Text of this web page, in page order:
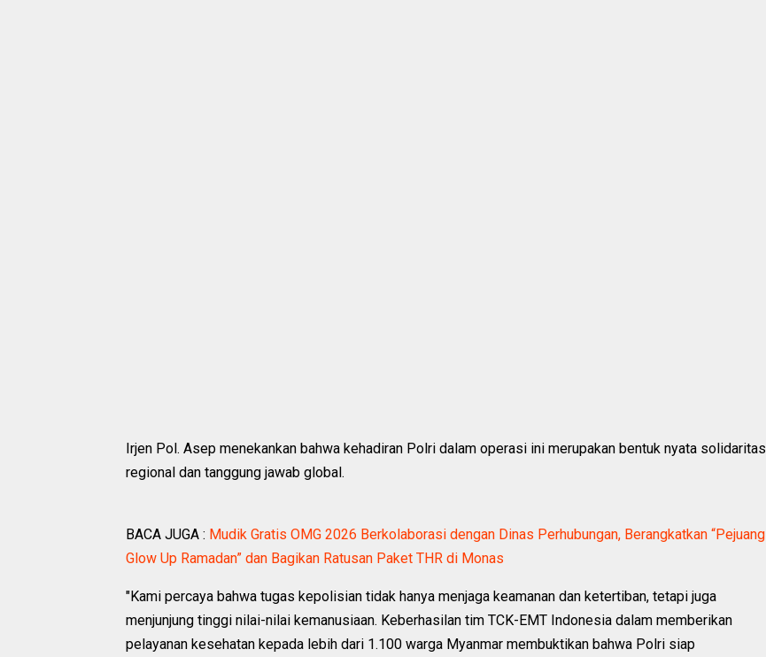
Irjen Pol. Asep menekankan bahwa kehadiran Polri dalam operasi ini merupakan bentuk nyata solidaritas
regional dan tanggung jawab global.
BACA JUGA : Mudik Gratis OMG 2026 Berkolaborasi dengan Dinas Perhubungan, Berangkatkan “Pejuang
Glow Up Ramadan” dan Bagikan Ratusan Paket THR di Monas
"Kami percaya bahwa tugas kepolisian tidak hanya menjaga keamanan dan ketertiban, tetapi juga
menjunjung tinggi nilai-nilai kemanusiaan. Keberhasilan tim TCK-EMT Indonesia dalam memberikan
pelayanan kesehatan kepada lebih dari 1.100 warga Myanmar membuktikan bahwa Polri siap